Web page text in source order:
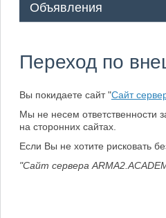
Объявления
Переход по
Вы покидаете сайт "Сайт
Мы не несем ответственности
на сторонних сайтах.
Если Вы не хотите рисковать
"Сайт сервера